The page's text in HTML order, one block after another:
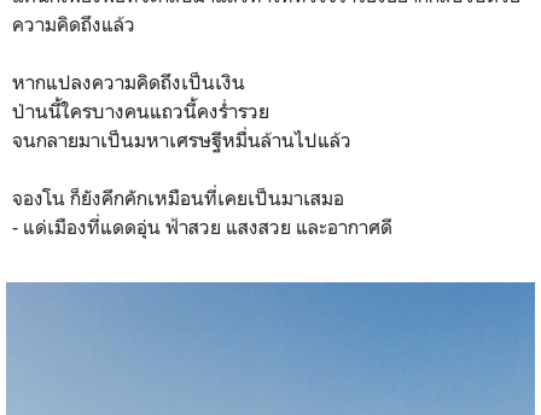
ความคิดถึงแล้ว
หากแปลงความคิดถึง​เป็นเงิน
ป่านนี้ใครบางคนแถวนี้คงร่ำรวย
จนกลายมาเป็นมหาเศรษฐีหมื่นล้าน​ไปแล้ว
จองโน ก็ยังคึกคักเหมือนที่เคยเป็นมาเสมอ
- แด่เมืองที่แดดอุ่น ฟ้าสวย แสงสวย และอากาศดี